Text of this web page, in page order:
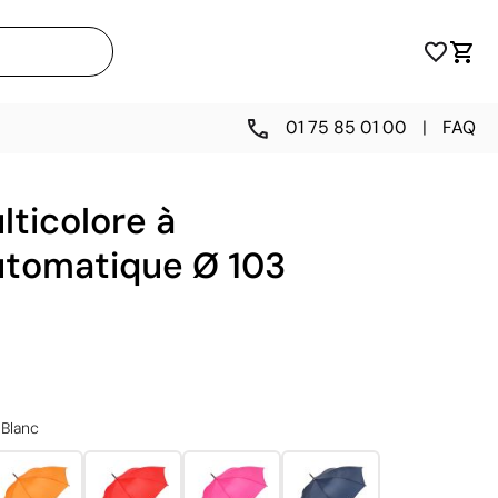
01 75 85 01 00 | FAQ
à
Ø 103
Blanc